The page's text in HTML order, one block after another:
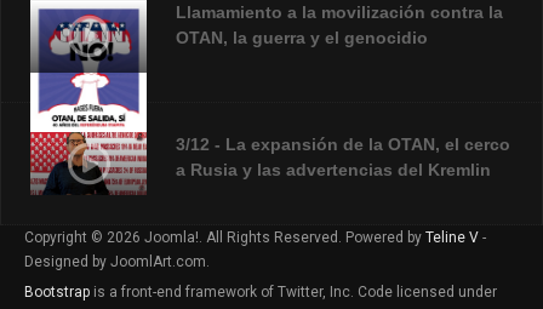
Llamamiento a la movilización contra la
OTAN, la guerra y el genocidio
3/12 - La expansión de la OTAN, el cerco
a Rusia y las advertencias del Kremlin
CECOB LLAMAMIENTO A LA
MOVILIZACIÓN V2
Copyright © 2026 Joomla!. All Rights Reserved. Powered by Teline V -
Designed by JoomlArt.com.
Bootstrap is a front-end framework of Twitter, Inc. Code licensed under